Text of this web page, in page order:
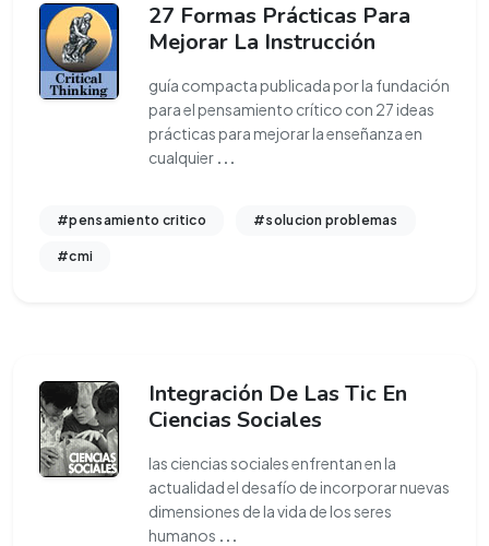
27 Formas Prácticas Para
Mejorar La Instrucción
guía compacta publicada por la fundación
para el pensamiento crítico con 27 ideas
prácticas para mejorar la enseñanza en
cualquier ...
#pensamiento critico #solucion problemas
#cmi
Integración De Las Tic En
Ciencias Sociales
las ciencias sociales enfrentan en la
actualidad el desafío de incorporar nuevas
dimensiones de la vida de los seres
humanos ...